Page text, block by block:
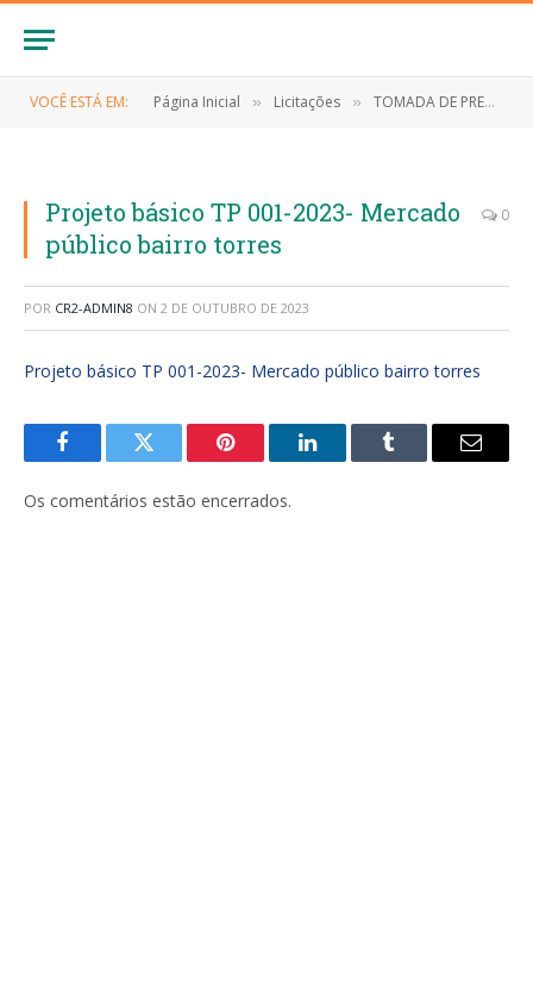
VOCÊ ESTÁ EM: Página Inicial » Licitações » TOMADA DE PREÇOS Nº 001/2023 (Construção do mercado público no Bairro Torres – Serviços remanescentes)
Projeto básico TP 001-2023- Mercado
público bairro torres
0
POR CR2-ADMIN8 ON 2 DE OUTUBRO DE 2023
Projeto básico TP 001-2023- Mercado público bairro torres
FacebookTwitter Pinterest LinkedInTumblr
E-
Os comentários estão encerrados.